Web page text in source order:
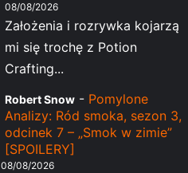
08/08/2026
Założenia i rozrywka kojarzą
mi się trochę z Potion
Crafting...
Robert Snow - Pomylone
Analizy: Ród smoka, sezon 3,
odcinek 7 – „Smok w zimie”
[SPOILERY]
08/08/2026